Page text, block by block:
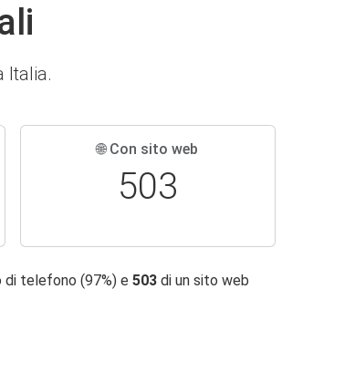
Italia.
🌐 Con sito web
503
di telefono (97%) e 503 di un sito web